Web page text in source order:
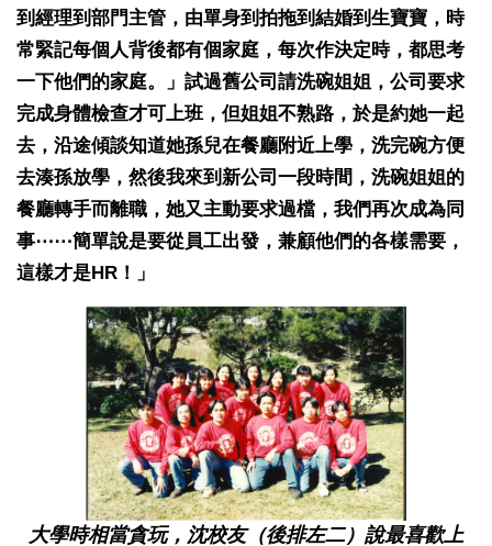
到經理到部門主管，由單身到拍拖到結婚到生寶寶，時
常緊記每個人背後都有個家庭，每次作決定時，都思考
一下他們的家庭。」試過舊公司請洗碗姐姐，公司要求
完成身體檢查才可上班，但姐姐不熟路，於是約她一起
去，沿途傾談知道她孫兒在餐廳附近上學，洗完碗方便
去湊孫放學，然後我來到新公司一段時間，洗碗姐姐的
餐廳轉手而離職，她又主動要求過檔，我們再次成為同
事⋯⋯簡單說是要從員工出發，兼顧他們的各樣需要，
這樣才是HR！」
大學時相當貪玩，沈校友（後排左二）說最喜歡上